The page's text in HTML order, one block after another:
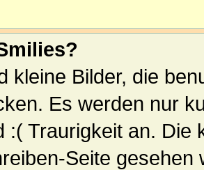
kleine Bilder, die
Es werden nur
:( Traurigkeit an. Die
Seite